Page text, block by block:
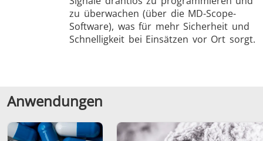
zu überwachen (über die MD-Scope-
Software), was für mehr Sicherheit und
Schnelligkeit bei Einsätzen vor Ort sorgt.
Anwendungen